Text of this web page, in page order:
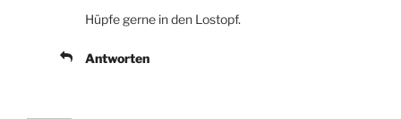
Hüpfe gerne in den Lostopf.
Antworten